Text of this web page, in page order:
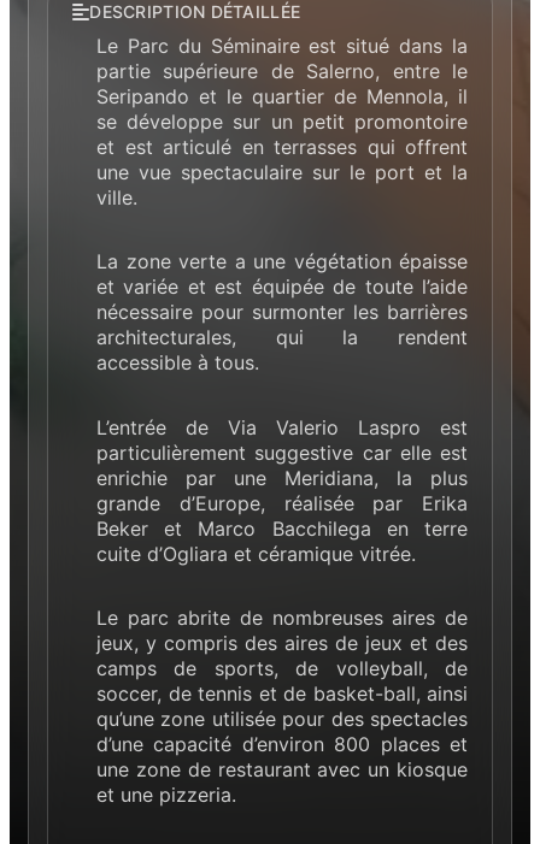
DESCRIPTION DÉTAILLÉE
Le Parc du Séminaire est situé dans la
partie supérieure de Salerno, entre le
Seripando et le quartier de Mennola, il
se développe sur un petit promontoire
et est articulé en terrasses qui offrent
une vue spectaculaire sur le port et la
ville.
La zone verte a une végétation épaisse
et variée et est équipée de toute l’aide
nécessaire pour surmonter les barrières
architecturales, qui la rendent
accessible à tous.
L’entrée de Via Valerio Laspro est
particulièrement suggestive car elle est
enrichie par une Meridiana, la plus
grande d’Europe, réalisée par Erika
Beker et Marco Bacchilega en terre
cuite d’Ogliara et céramique vitrée.
Le parc abrite de nombreuses aires de
jeux, y compris des aires de jeux et des
camps de sports, de volleyball, de
soccer, de tennis et de basket-ball, ainsi
qu’une zone utilisée pour des spectacles
d’une capacité d’environ 800 places et
une zone de restaurant avec un kiosque
et une pizzeria.